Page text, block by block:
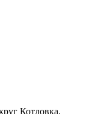
Котловка,